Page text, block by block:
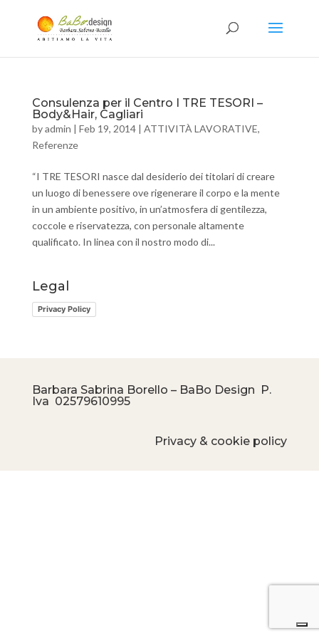
Consulenza per il Centro I TRE TESORI –
Body&Hair, Cagliari
byadmin | Feb 19, 2014| ATTIVITÀ LAVORATIVE,
Referenze
“I TRE TESORI nasce dal desiderio dei titolari di creare
un luogo di benessere ove rigenerare il corpo e la mente
in un ambiente positivo, in un’atmosfera di gentilezza,
coccole e riservatezza, con personale altamente
qualificato. In linea con il nostro modo di...
Legal
Privacy Policy
Barbara Sabrina Borello – BaBo Design P.
Iva 02579610995
Privacy & cookie policy